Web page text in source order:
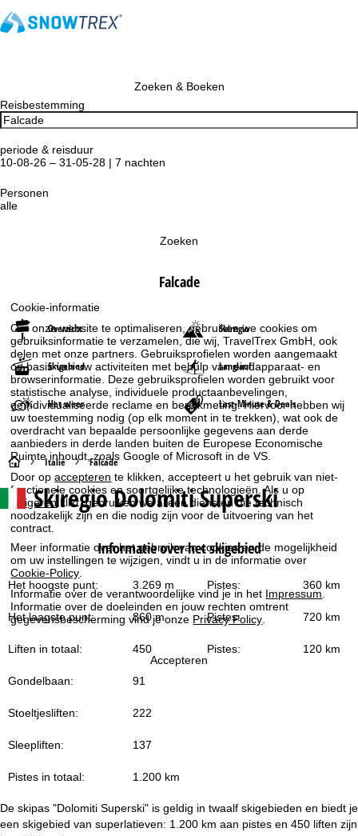
Cookie-informatie
Om onze website te optimaliseren, gebruiken we cookies om
gebruiksinformatie te verzamelen, die wij, TravelTrex GmbH, ook
delen met onze partners. Gebruiksprofielen worden aangemaakt
op basis van uw activiteiten met behulp van eindapparaat- en
browserinformatie. Deze gebruiksprofielen worden gebruikt voor
statistische analyse, individuele productaanbevelingen,
geïndividualiseerde reclame en bereikmeting. Hiervoor hebben wij
uw toestemming nodig (op elk moment in te trekken), wat ook de
overdracht van bepaalde persoonlijke gegevens aan derde
aanbieders in derde landen buiten de Europese Economische
Ruimte inhoudt, zoals Google of Microsoft in de VS.
Door opaccepteren te klikken, accepteert u het gebruik van niet-
functionele cookies en soortgelijke technologieën. Als u op
weigeren klikt, gebruiken we alleen diensten die technisch
noodzakelijk zijn en die nodig zijn voor de uitvoering van het
contract.
Meer informatie over het gebruik van cookies en de mogelijkheid
om uw instellingen te wijzigen, vindt u in de informatie over
Cookie-Policy
Informatie over de verantwoordelijke vind je in het Impressum
Informatie over de doeleinden en jouw rechten omtrent
gegevensbescherming vind je onze Privacy Policy
Accepteren
Zoeken & Boeken
Reisbestemming
periode & reisduur
10-08-26 – 31-05-28 | 7 nachten
Personen
alle
Zoeken
Falcade
Overzicht Skiregio
Skigebied Langlauf
Het weer Last-Minute & Deals
S
t
a
r
t
p
Italië Falcade
Skiregio Dolomiti Superski
Informatie over het skigebied
Het hoogste punt: 3.269 m Pistes: 360 km
Het laagste punt: 860 m Pistes: 720 km
Liften in totaal: 450 Pistes: 120 km
Gondelbaan: 91
Stoeltjesliften: 222
Sleepliften: 137
Pistes in totaal: 1.200 km
De skipas "Dolomiti Superski" is geldig in twaalf skigebieden en biedt je
een skigebied van superlatieven: 1.200 km aan pistes en 450 liften zijn